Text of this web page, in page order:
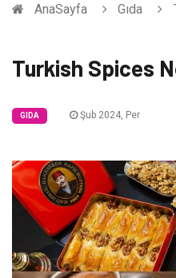
AnaSayfa Gıda
Turkish Spices
GIDA Şub 2024, Per